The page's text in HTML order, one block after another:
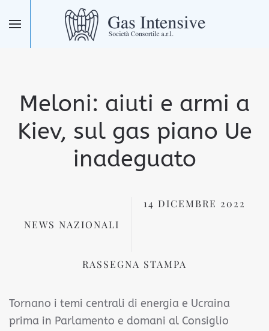
Skip to main content
Meloni: aiuti e armi a
Kiev, sul gas piano Ue
inadeguato
NEWS NAZIONALI
14 DICEMBRE 2022
RASSEGNA STAMPA
Tornano i temi centrali di energia e Ucraina
prima in Parlamento e domani al Consiglio